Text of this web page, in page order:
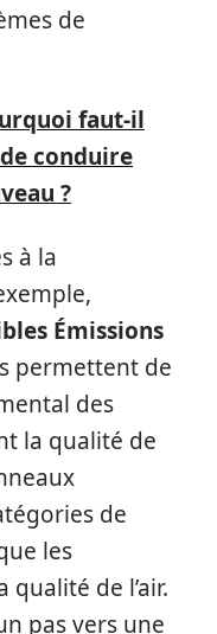
de
faut-il
conduire
?
à la
Émissions
permettent de
des
la qualité de
de
les
qualité de l’air.
pas vers une